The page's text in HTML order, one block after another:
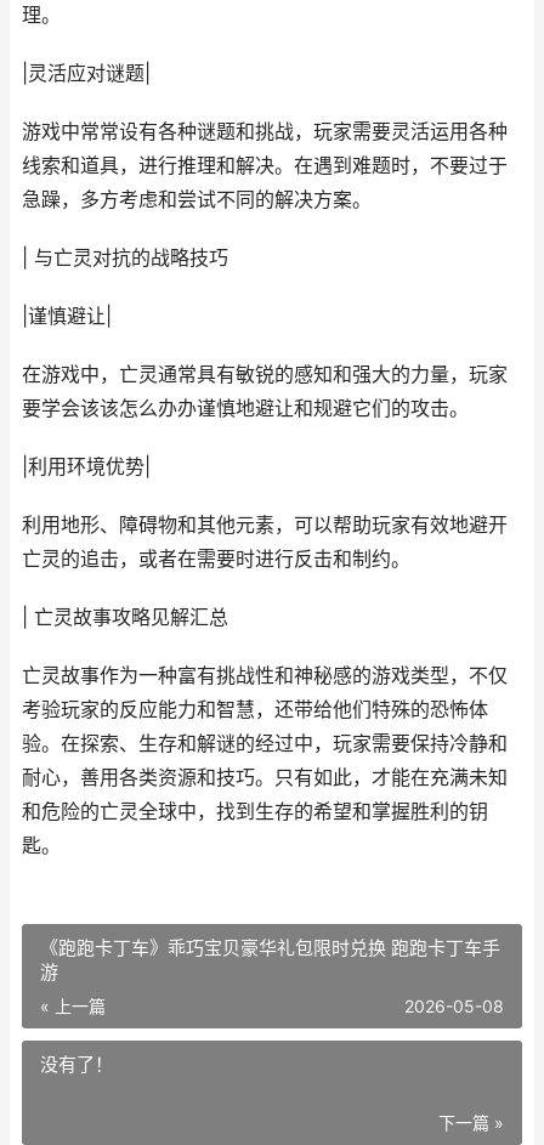
理。
|灵活应对谜题|
游戏中常常设有各种谜题和挑战，玩家需要灵活运用各种
线索和道具，进行推理和解决。在遇到难题时，不要过于
急躁，多方考虑和尝试不同的解决方案。
| 与亡灵对抗的战略技巧
|谨慎避让|
在游戏中，亡灵通常具有敏锐的感知和强大的力量，玩家
要学会该该怎么办办谨慎地避让和规避它们的攻击。
|利用环境优势|
利用地形、障碍物和其他元素，可以帮助玩家有效地避开
亡灵的追击，或者在需要时进行反击和制约。
| 亡灵故事攻略见解汇总
亡灵故事作为一种富有挑战性和神秘感的游戏类型，不仅
考验玩家的反应能力和智慧，还带给他们特殊的恐怖体
验。在探索、生存和解谜的经过中，玩家需要保持冷静和
耐心，善用各类资源和技巧。只有如此，才能在充满未知
和危险的亡灵全球中，找到生存的希望和掌握胜利的钥
匙。
《跑跑卡丁车》乖巧宝贝豪华礼包限时兑换 跑跑卡丁车手
游
« 上一篇 2026-05-08
没有了！
下一篇 »